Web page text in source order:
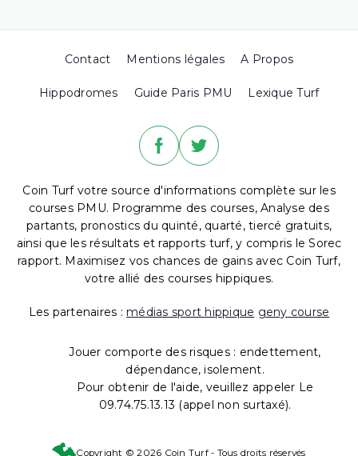
Contact Mentions légales A Propos
Hippodromes Guide Paris PMU Lexique Turf
Coin Turf votre source d'informations complète sur les
courses PMU. Programme des courses, Analyse des
partants, pronostics du quinté, quarté, tiercé gratuits,
ainsi que les résultats et rapports turf, y compris le Sorec
rapport. Maximisez vos chances de gains avec Coin Turf,
votre allié des courses hippiques.
Les partenaires : médias sport hippique geny course
Jouer comporte des risques : endettement,
dépendance, isolement.
Pour obtenir de l'aide, veuillez appeler Le
09.74.75.13.13 (appel non surtaxé).
Copyright © 2026 Coin Turf - Tous droits réservés